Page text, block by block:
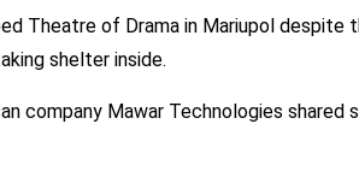
Theatre of Drama in Mariupol
shelter inside.
company Mawar Technologies